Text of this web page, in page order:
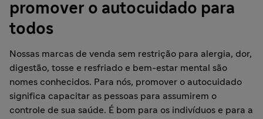
promover o autocuidado para
todos
Nossas marcas de venda sem restrição para alergia, dor,
digestão, tosse e resfriado e bem-estar mental são
nomes conhecidos. Para nós, promover o autocuidado
significa capacitar as pessoas para assumirem o
controle de sua saúde. É bom para os indivíduos e para a